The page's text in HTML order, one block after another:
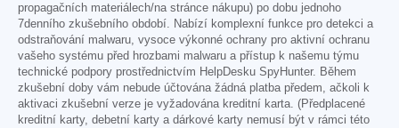
propagačních materiálech/na stránce nákupu) po dobu jednoho
7denního zkušebního období. Nabízí komplexní funkce pro detekci a
odstraňování malwaru, vysoce výkonné ochrany pro aktivní ochranu
vašeho systému před hrozbami malwaru a přístup k našemu týmu
technické podpory prostřednictvím HelpDesku SpyHunter. Během
zkušební doby vám nebude účtována žádná platba předem, ačkoli k
aktivaci zkušební verze je vyžadována kreditní karta. (Předplacené
kreditní karty, debetní karty a dárkové karty nemusí být v rámci této